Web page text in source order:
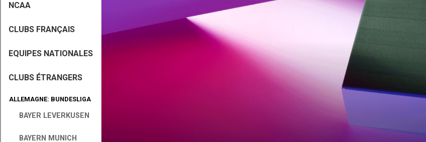
NCAA
CLUBS FRANÇAIS
EQUIPES NATIONALES
CLUBS ÉTRANGERS
ALLEMAGNE: BUNDESLIGA
BAYER LEVERKUSEN
BAYERN MUNICH